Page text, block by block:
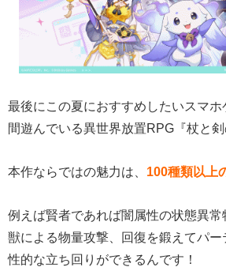
最後にこの夏におすすめしたいスマ
間遊んでいる異世界放置RPG『杖と剣
本作ならではの魅力は、 100種類以上
例えば賢者であれば闇属性の状態異
獣による物量攻撃、回復を鍛えてパ
性的な立ち回りができるんです！